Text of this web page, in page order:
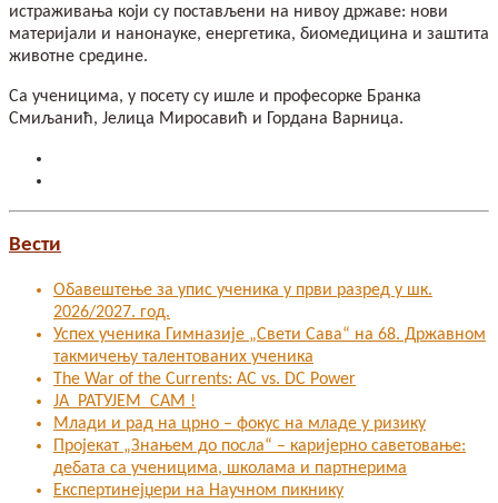
истраживања који су постављени на нивоу државе: нови
материјали и нанонауке, енергетика, биомедицина и заштита
животне средине.
Са ученицима, у посету су ишле и професорке Бранка
Смиљанић, Јелица Миросавић и Гордана Варница.
Вести
Обавештење за упис ученика у први разред у шк.
2026/2027. год.
Успех ученика Гимназије „Свети Сава“ на 68. Државном
такмичењу талентованих ученика
The War of the Currents: AC vs. DC Power
ЈА РАТУЈЕМ САМ !
Млади и рад на црно – фокус на младе у ризику
Пројекат „Знањем до посла“ – каријерно саветовање:
дебата са ученицима, школама и партнерима
Експертинејџери на Научном пикнику